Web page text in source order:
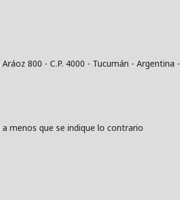
800 - C.P. 4000 - Tucumán - Argentina -
que se indique lo contrario